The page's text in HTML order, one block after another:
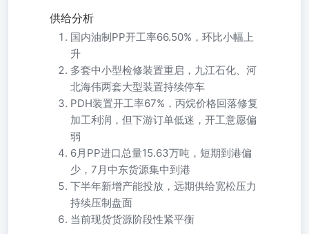
供给分析
国内油制PP开工率66.50%，环比小幅上
升
多套中小型检修装置重启，九江石化、河
北海伟两套大型装置持续停车
PDH装置开工率67%，丙烷价格回落修复
加工利润，但下游订单低迷，开工意愿偏
弱
6月PP进口总量15.63万吨，短期到港偏
少，7月中东货源集中到港
下半年新增产能投放，远期供给宽松压力
持续压制盘面
当前现货货源阶段性紧平衡